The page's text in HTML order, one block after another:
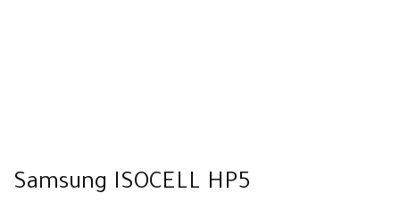
Samsung ISOCELL HP5